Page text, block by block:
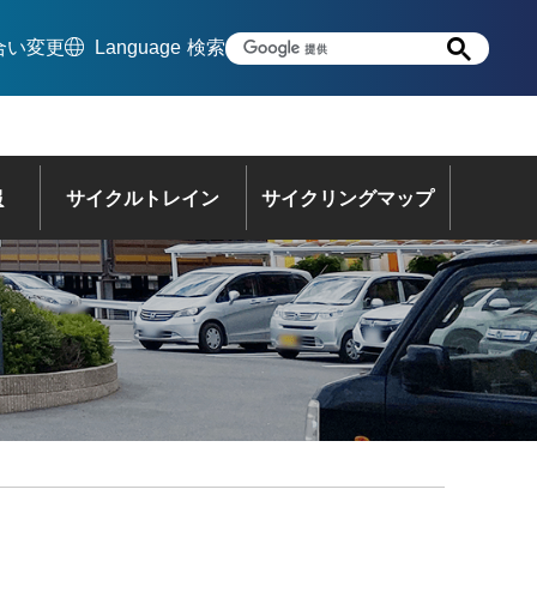
い変更 Language 検索
サイクルトレイン サイクリングマップ